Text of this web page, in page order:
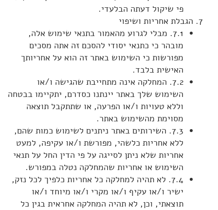
פי שיקול דעתה הבלעדי.
הגבלת אחריות ושיפוי
7.1. מבלי לגרוע מהאמור בתנאי שימוש אלה,
מובהר כי כתנאי יסודי להסכם זה אתה מסכים
מפורשות כי השימוש באתר זה הוא על אחריותך
האישית בלבד.
7.2. המחלקה אינה מתחייבת שהגישה ו/או
השימוש שלך באתר יינתנו כסדרם, יתקיימו בבטחה
וללא טעויות ו/או הפרעה, או שתתקבל תוצאה
מסוימת מהשימוש באתר.
7.3. השירותים באתר ניתנים לשימוש כמות שהם,
ללא אחריות כלשהי, מפורשת ו/או עקיפה, למעט
אחריות שלא ניתן לסייגה על פי הדין החל על תנאי
השימוש או אחריות שהמחלקה נטלה במפורש.
7.4. לא תהיה למחלקה כל אחריות כלפיך לכל נזק,
ישיר ו/או עקיף ו/או מקרי ו/או מיוחד ו/או
תוצאתי, וכן, לא תהיה המחלקה אחראית בגין כל